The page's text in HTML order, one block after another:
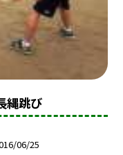
縄跳び
06/25